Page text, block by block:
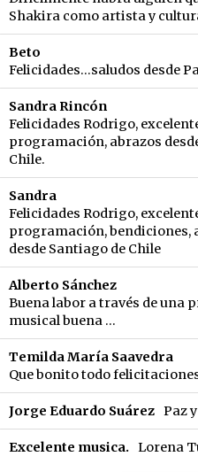
Shakira como artista y
Beto
Felicidades...saludos desde
Sandra Rincón
Felicidades Rodrigo,
programación, abrazos
Chile.
Sandra
Felicidades Rodrigo,
programación, bendiciones,
desde Santiago de Chile
Alberto Sánchez
Buena labor a través de una
musical buena ...
Temilda María Saavedra
Que bonito todo
Jorge Eduardo Suárez Paz
Excelente musica. Lorena